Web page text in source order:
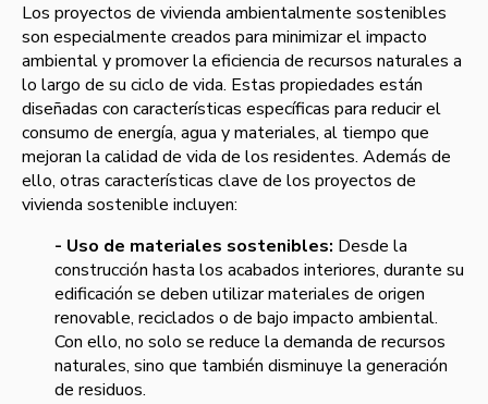
Los proyectos de vivienda ambientalmente sostenibles
son especialmente creados para minimizar el impacto
ambiental y promover la eficiencia de recursos naturales a
lo largo de su ciclo de vida. Estas propiedades están
diseñadas con características específicas para reducir el
consumo de energía, agua y materiales, al tiempo que
mejoran la calidad de vida de los residentes. Además de
ello, otras características clave de los proyectos de
vivienda sostenible incluyen:
- Uso de materiales sostenibles: Desde la
construcción hasta los acabados interiores, durante su
edificación se deben utilizar materiales de origen
renovable, reciclados o de bajo impacto ambiental.
Con ello, no solo se reduce la demanda de recursos
naturales, sino que también disminuye la generación
de residuos.